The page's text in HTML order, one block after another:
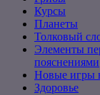
Курсы
Планеты
Толковый
Элементы
пояснениями
Новые игры
Здоровье